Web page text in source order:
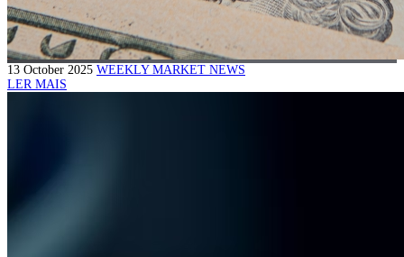
13 October 2025 WEEKLY MARKET NEWS
LER MAIS